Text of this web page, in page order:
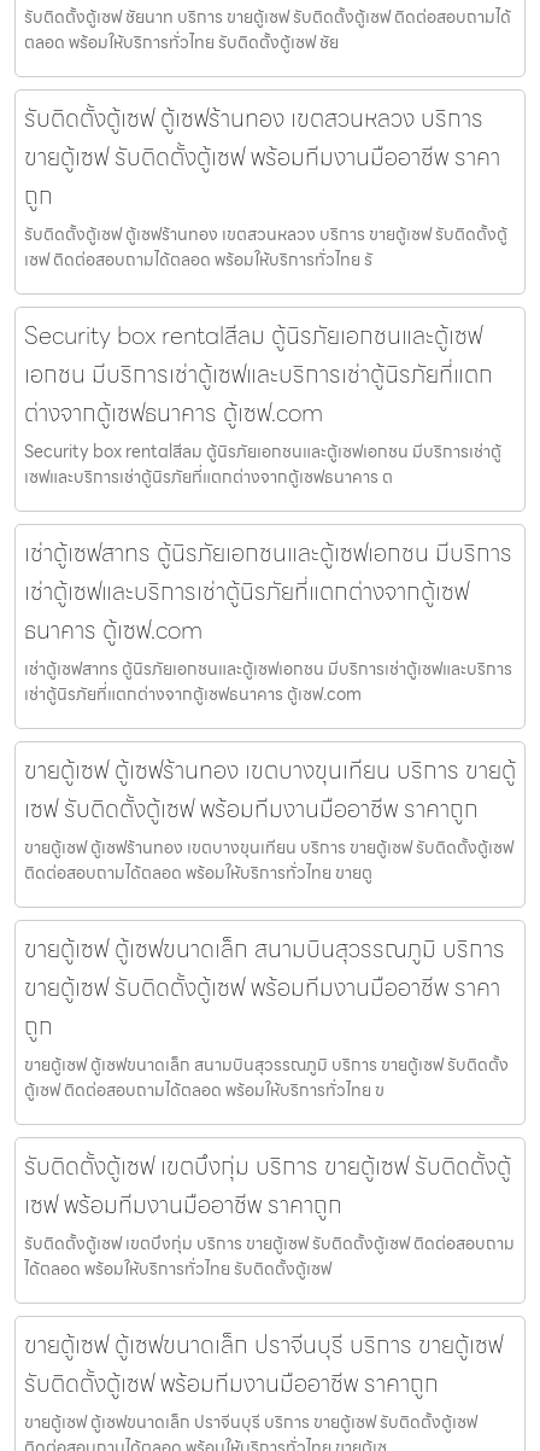
รับติดตั้งตู้เซฟ ชัยนาท บริการ ขายตู้เซฟ รับติดตั้งตู้เซฟ ติดต่อสอบถามได้
ตลอด พร้อมให้บริการทั่วไทย รับติดตั้งตู้เซฟ ชัย
รับติดตั้งตู้เซฟ ตู้เซฟร้านทอง เขตสวนหลวง บริการ
ขายตู้เซฟ รับติดตั้งตู้เซฟ พร้อมทีมงานมืออาชีพ ราคา
ถูก
รับติดตั้งตู้เซฟ ตู้เซฟร้านทอง เขตสวนหลวง บริการ ขายตู้เซฟ รับติดตั้งตู้
เซฟ ติดต่อสอบถามได้ตลอด พร้อมให้บริการทั่วไทย รั
Security box rentalสีลม ตู้นิรภัยเอกชนและตู้เซฟ
เอกชน มีบริการเช่าตู้เซฟและบริการเช่าตู้นิรภัยที่แตก
ต่างจากตู้เซฟธนาคาร ตู้เซฟ.com
Security box rentalสีลม ตู้นิรภัยเอกชนและตู้เซฟเอกชน มีบริการเช่าตู้
เซฟและบริการเช่าตู้นิรภัยที่แตกต่างจากตู้เซฟธนาคาร ต
เช่าตู้เซฟสาทร ตู้นิรภัยเอกชนและตู้เซฟเอกชน มีบริการ
เช่าตู้เซฟและบริการเช่าตู้นิรภัยที่แตกต่างจากตู้เซฟ
ธนาคาร ตู้เซฟ.com
เช่าตู้เซฟสาทร ตู้นิรภัยเอกชนและตู้เซฟเอกชน มีบริการเช่าตู้เซฟและบริการ
เช่าตู้นิรภัยที่แตกต่างจากตู้เซฟธนาคาร ตู้เซฟ.com
ขายตู้เซฟ ตู้เซฟร้านทอง เขตบางขุนเทียน บริการ ขายตู้
เซฟ รับติดตั้งตู้เซฟ พร้อมทีมงานมืออาชีพ ราคาถูก
ขายตู้เซฟ ตู้เซฟร้านทอง เขตบางขุนเทียน บริการ ขายตู้เซฟ รับติดตั้งตู้เซฟ
ติดต่อสอบถามได้ตลอด พร้อมให้บริการทั่วไทย ขายตู
ขายตู้เซฟ ตู้เซฟขนาดเล็ก สนามบินสุวรรณภูมิ บริการ
ขายตู้เซฟ รับติดตั้งตู้เซฟ พร้อมทีมงานมืออาชีพ ราคา
ถูก
ขายตู้เซฟ ตู้เซฟขนาดเล็ก สนามบินสุวรรณภูมิ บริการ ขายตู้เซฟ รับติดตั้ง
ตู้เซฟ ติดต่อสอบถามได้ตลอด พร้อมให้บริการทั่วไทย ข
รับติดตั้งตู้เซฟ เขตบึงกุ่ม บริการ ขายตู้เซฟ รับติดตั้งตู้
เซฟ พร้อมทีมงานมืออาชีพ ราคาถูก
รับติดตั้งตู้เซฟ เขตบึงกุ่ม บริการ ขายตู้เซฟ รับติดตั้งตู้เซฟ ติดต่อสอบถาม
ได้ตลอด พร้อมให้บริการทั่วไทย รับติดตั้งตู้เซฟ
ขายตู้เซฟ ตู้เซฟขนาดเล็ก ปราจีนบุรี บริการ ขายตู้เซฟ
รับติดตั้งตู้เซฟ พร้อมทีมงานมืออาชีพ ราคาถูก
ขายตู้เซฟ ตู้เซฟขนาดเล็ก ปราจีนบุรี บริการ ขายตู้เซฟ รับติดตั้งตู้เซฟ